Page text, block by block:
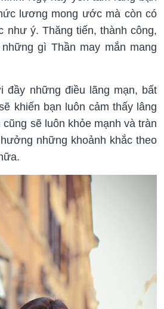
lương mong ước mà còn có
như ý. Thăng tiến, thành công,
gì Thần may mắn mang
đầy những điều lãng mạn, bất
khiến bạn luôn cảm thấy lâng
sẽ luôn khỏe mạnh và tràn
những khoảnh khắc theo